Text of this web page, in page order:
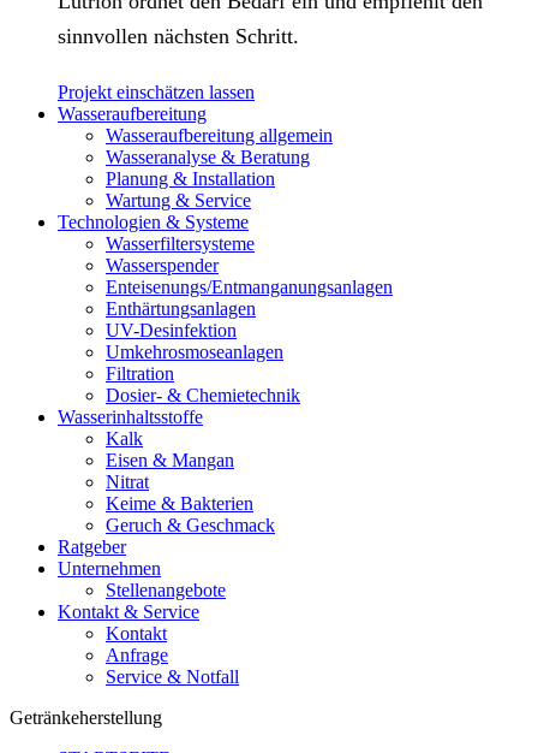
sinnvollen nächsten Schritt.
Projekt einschätzen lassen
Wasseraufbereitung
Wasseraufbereitung allgemein
Wasseranalyse & Beratung
Planung & Installation
Wartung & Service
Technologien & Systeme
Wasserfiltersysteme
Wasserspender
Enteisenungs/Entmanganungsanlagen
Enthärtungsanlagen
UV-Desinfektion
Umkehrosmoseanlagen
Filtration
Dosier- & Chemietechnik
Wasserinhaltsstoffe
Kalk
Eisen & Mangan
Nitrat
Keime & Bakterien
Geruch & Geschmack
Ratgeber
Unternehmen
Stellenangebote
Kontakt & Service
Kontakt
Anfrage
Service & Notfall
Getränkeherstellung